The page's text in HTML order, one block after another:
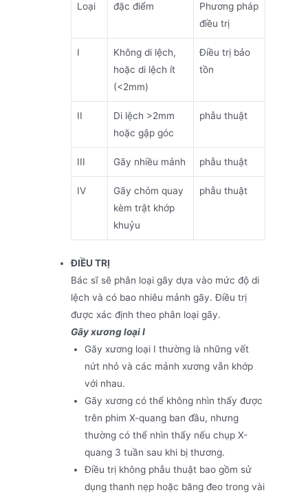
Loại đặc điểm
Phương pháp
điều trị
I
Không di lệch,
hoặc di lệch ít
(<2mm)
Điều trị bảo
tồn
II
Di lệch >2mm
hoặc gập góc
phẫu thuật
III Gãy nhiều mảnh phẫu thuật
IV
Gãy chỏm quay
kèm trật khớp
khuỷu
phẫu thuật
ĐIỀU TRỊ
Bác sĩ sẽ phân loại gãy dựa vào mức độ di
lệch và có bao nhiêu mảnh gãy. Điều trị
được xác định theo phân loại gãy.
Gãy xương loại I
Gãy xương loại I thường là những vết
nứt nhỏ và các mảnh xương vẫn khớp
với nhau.
Gãy xương có thể không nhìn thấy được
trên phim X-quang ban đầu, nhưng
thường có thể nhìn thấy nếu chụp X-
quang 3 tuần sau khi bị thương.
Điều trị không phẫu thuật bao gồm sử
dụng thanh nẹp hoặc băng đeo trong vài